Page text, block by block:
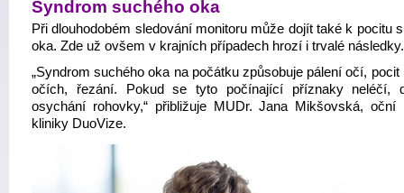
Syndrom suchého oka
Při dlouhodobém sledování monitoru může dojít také k pocitu
oka. Zde už ovšem v krajních případech hrozí i trvalé následky.
„Syndrom suchého oka na počátku způsobuje pálení očí,
očích, řezání. Pokud se tyto počínající příznaky neléčí,
osychání rohovky,“ přibližuje MUDr. Jana Mikšovská, oční
kliniky DuoVize.